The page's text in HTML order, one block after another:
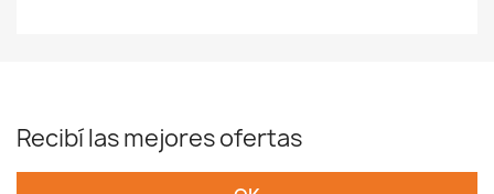
Recibí las mejores ofertas